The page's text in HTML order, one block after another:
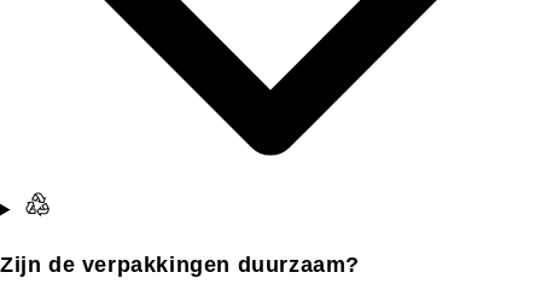
Zijn de verpakkingen duurzaam?